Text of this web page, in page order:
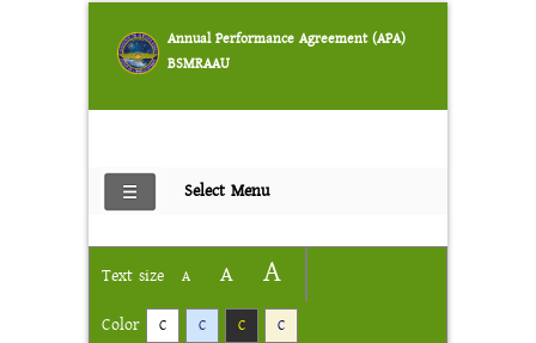
Annual Performance Agreement (APA)
BSMRAAU
Select Menu
Text size A A A
Color C C C C